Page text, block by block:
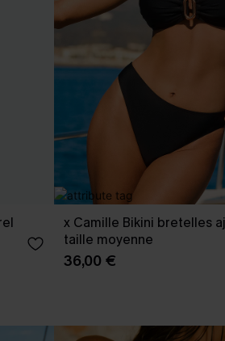
x Camille Bikini bretelles
taille moyenne
36,00 €